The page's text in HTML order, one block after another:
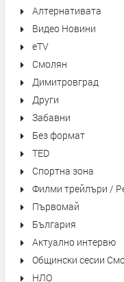
Алтернативата
Видео Новини
eTV
Смолян
Димитровград
Други
Забавни
Без формат
TED
Спортна зона
Филми трейлъри /
Първомай
България
Актуално интервю
Общински сесии
НЛО